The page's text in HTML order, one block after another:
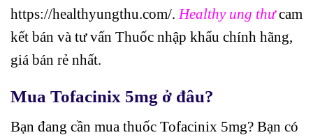
https://healthyungthu.com/. Healthy ung thưcam
kết bán và tư vấn Thuốc nhập khẩu chính hãng,
giá bán rẻ nhất.
Mua Tofacinix 5mg ở đâu?
Bạn đang cần mua thuốc Tofacinix 5mg? Bạn có